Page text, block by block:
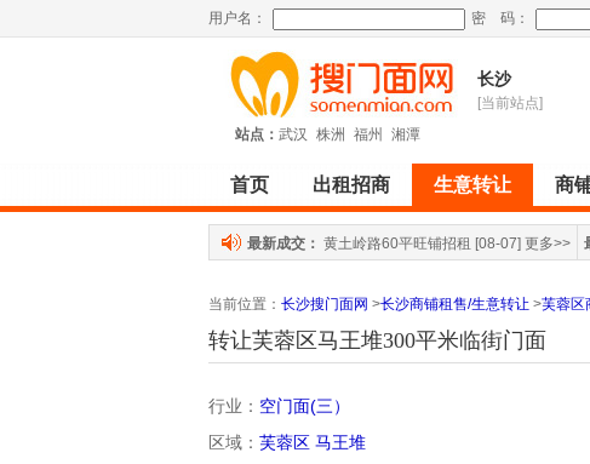
用户名： 密 码：
长沙
[当前站点]
站点： 武汉 株洲 福州 湘潭
首页 出租招商 生意转让 商
最新成交： 黄土岭路60平旺铺招租 [08-07] 更多>>
当前位置 ： 长沙搜门面网 >长沙商铺租售/生意转让 >芙蓉区
转让芙蓉区马王堆300平米临街门面
行业： 空门面(三）
区域： 芙蓉区 马王堆